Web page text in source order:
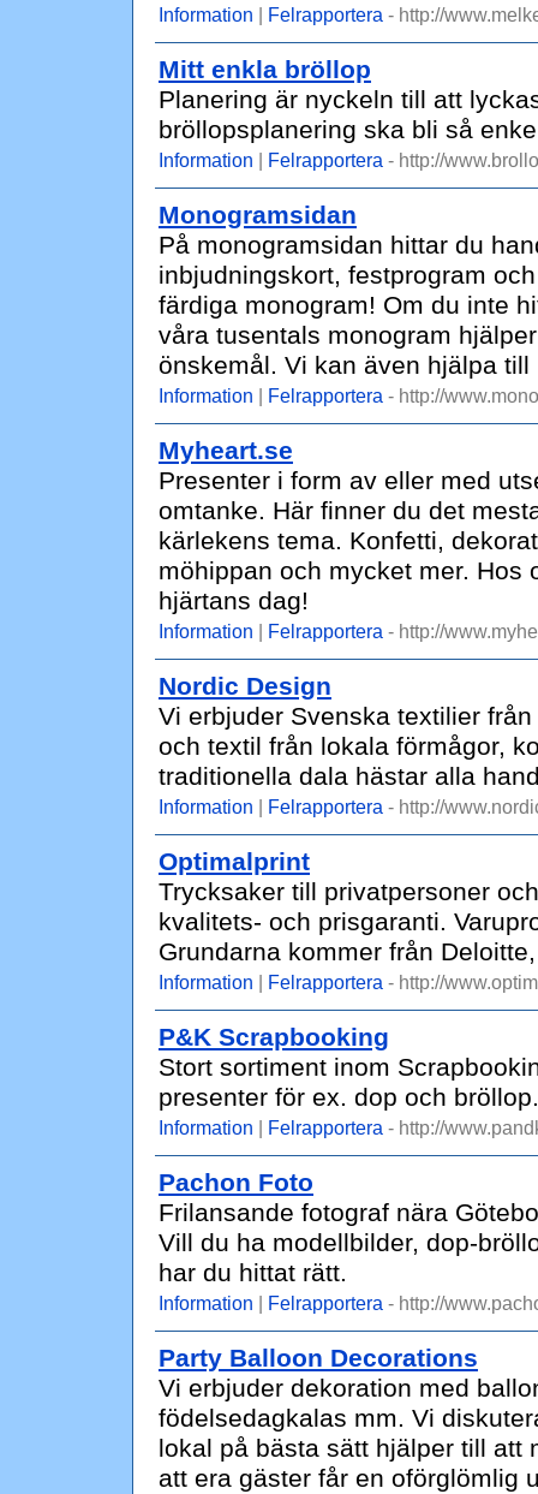
Information | Felrapportera - http://
Mitt enkla bröllop
Planering är nyckeln till att
bröllopsplanering ska bli så
Information | Felrapportera - http://
Monogramsidan
På monogramsidan hittar du
inbjudningskort, festprogram
färdiga monogram! Om du inte
våra tusentals monogram
önskemål. Vi kan även hjälpa
Information | Felrapportera - http://
Myheart.se
Presenter i form av eller med
omtanke. Här finner du det
kärlekens tema. Konfetti,
möhippan och mycket mer. Hos
hjärtans dag!
Information | Felrapportera - http://
Nordic Design
Vi erbjuder Svenska textilier
och textil från lokala förmågor,
traditionella dala hästar alla
Information | Felrapportera - http://
Optimalprint
Trycksaker till privatpersoner
kvalitets- och prisgaranti.
Grundarna kommer från
Information | Felrapportera - http://
P&K Scrapbooking
Stort sortiment inom
presenter för ex. dop och bröllop.
Information | Felrapportera - http://
Pachon Foto
Frilansande fotograf nära
Vill du ha modellbilder, dop-
har du hittat rätt.
Information | Felrapportera - http://
Party Balloon Decorations
Vi erbjuder dekoration med
födelsedagkalas mm. Vi
lokal på bästa sätt hjälper till att
att era gäster får en oförglömlig